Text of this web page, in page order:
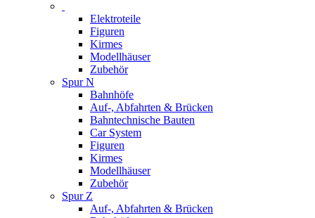
Elektroteile
Figuren
Kirmes
Modellhäuser
Zubehör
Spur N
Bahnhöfe
Auf-, Abfahrten & Brücken
Bahntechnische Bauten
Car System
Figuren
Kirmes
Modellhäuser
Zubehör
Spur Z
Auf-, Abfahrten & Brücken